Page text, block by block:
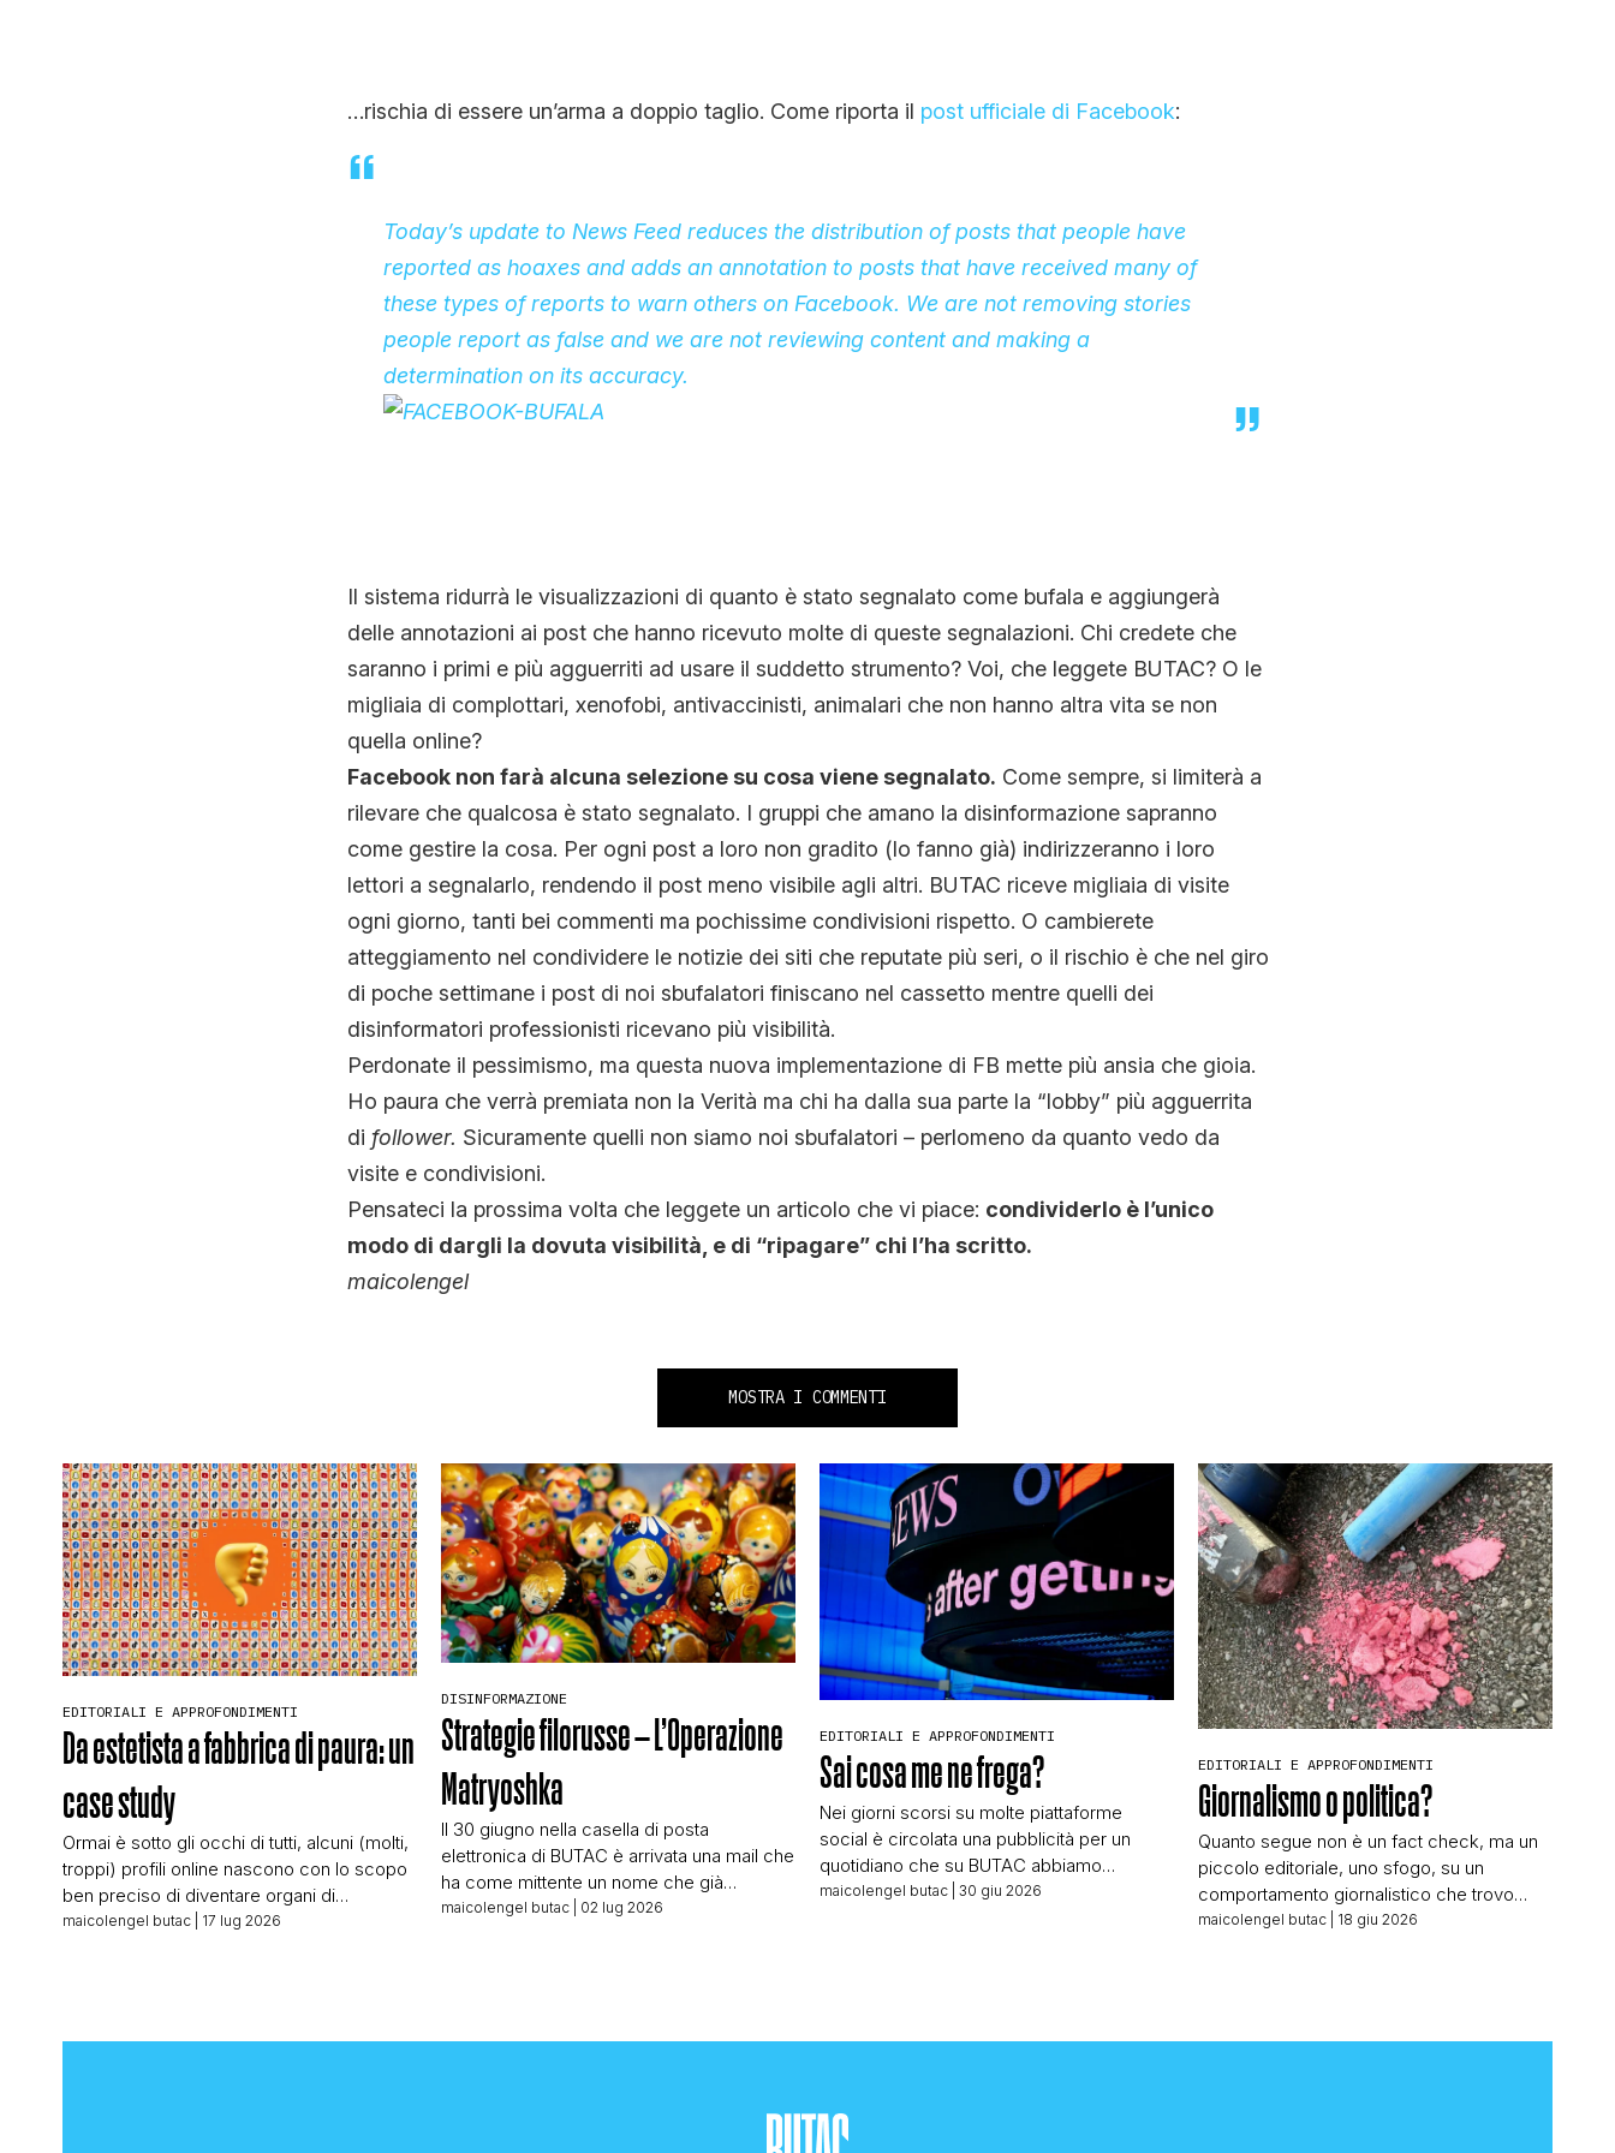
…rischia di essere un’arma a doppio taglio. Come riporta il post ufficiale di Facebook:
Today’s update to News Feed reduces the distribution of posts that people have
reported as hoaxes and adds an annotation to posts that have received many of
these types of reports to warn others on Facebook. We are not removing stories
people report as false and we are not reviewing content and making a
determination on its accuracy.
Il sistema ridurrà le visualizzazioni di quanto è stato segnalato come bufala e aggiungerà
delle annotazioni ai post che hanno ricevuto molte di queste segnalazioni. Chi credete che
saranno i primi e più agguerriti ad usare il suddetto strumento? Voi, che leggete BUTAC? O le
migliaia di complottari, xenofobi, antivaccinisti, animalari che non hanno altra vita se non
quella online?
Facebook non farà alcuna selezione su cosa viene segnalato. Come sempre, si limiterà a
rilevare che qualcosa è stato segnalato. I gruppi che amano la disinformazione sapranno
come gestire la cosa. Per ogni post a loro non gradito (lo fanno già) indirizzeranno i loro
lettori a segnalarlo, rendendo il post meno visibile agli altri. BUTAC riceve migliaia di visite
ogni giorno, tanti bei commenti ma pochissime condivisioni rispetto. O cambierete
atteggiamento nel condividere le notizie dei siti che reputate più seri, o il rischio è che nel giro
di poche settimane i post di noi sbufalatori finiscano nel cassetto mentre quelli dei
disinformatori professionisti ricevano più visibilità.
Perdonate il pessimismo, ma questa nuova implementazione di FB mette più ansia che gioia.
Ho paura che verrà premiata non la Verità ma chi ha dalla sua parte la “lobby” più agguerrita
di follower. Sicuramente quelli non siamo noi sbufalatori – perlomeno da quanto vedo da
visite e condivisioni.
Pensateci la prossima volta che leggete un articolo che vi piace: condividerlo è l’unico
modo di dargli la dovuta visibilità, e di “ripagare” chi l’ha scritto.
maicolengel
MOSTRA I COMMENTI
EDITORIALI E APPROFONDIMENTI
Da estetista a fabbrica di paura: un
case study
Ormai è sotto gli occhi di tutti, alcuni (molti,
troppi) profili online nascono con lo scopo
ben preciso di diventare organi di
propaganda e disinformazione. Molti sono
maicolengel butac | 17 lug 2026
DISINFORMAZIONE
Strategie filorusse – L’Operazione
Matryoshka
Il 30 giugno nella casella di posta
elettronica di BUTAC è arrivata una mail che
ha come mittente un nome che già
conoscevo: Lars Wienand, responsabile
nostro, quindi vedere […]
maicolengel butac | 02 lug 2026
EDITORIALI E APPROFONDIMENTI
Sai cosa me ne frega?
Nei giorni scorsi su molte piattaforme
social è circolata una pubblicità per un
quotidiano che su BUTAC abbiamo
incrociato più volte. Pubblicità “figlie” del
maicolengel butac | 30 giu 2026
EDITORIALI E APPROFONDIMENTI
Giornalismo o politica?
Quanto segue non è un fact check, ma un
piccolo editoriale, uno sfogo, su un
comportamento giornalistico che trovo
inammissibile, e che andrebbe sanzionato
maicolengel butac | 18 giu 2026